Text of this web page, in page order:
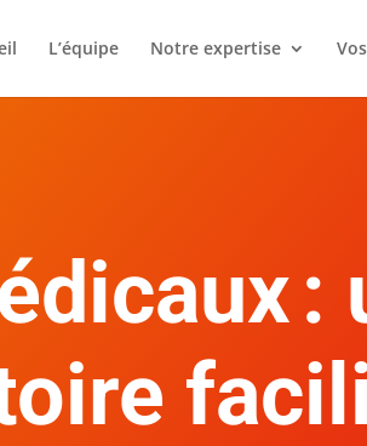
L’équipe Notre expertise
: